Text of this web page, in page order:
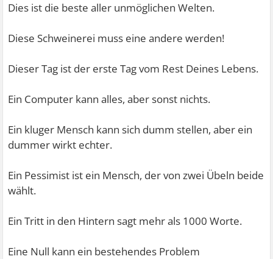
Dies ist die beste aller unmöglichen Welten.
Diese Schweinerei muss eine andere werden!
Dieser Tag ist der erste Tag vom Rest Deines Lebens.
Ein Computer kann alles, aber sonst nichts.
Ein kluger Mensch kann sich dumm stellen, aber ein
dummer wirkt echter.
Ein Pessimist ist ein Mensch, der von zwei Übeln beide
wählt.
Ein Tritt in den Hintern sagt mehr als 1000 Worte.
Eine Null kann ein bestehendes Problem